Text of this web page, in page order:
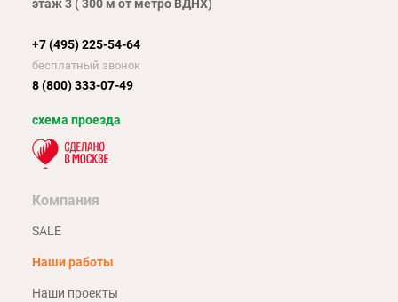
этаж 3 ( 300 м от метро ВДНХ)
+7 (495) 225-54-64
бесплатный звонок
8 (800) 333-07-49
схема проезда
Компания
SALE
Наши работы
Наши проекты